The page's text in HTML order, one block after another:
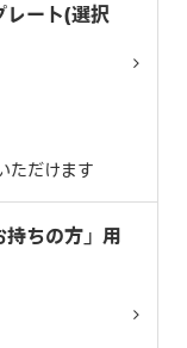
レート(選択
ただけます
持ちの方」用